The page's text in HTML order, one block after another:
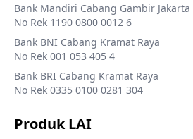
Bank Mandiri Cabang Gambir Jakarta
No Rek 1190 0800 0012 6
Bank BNI Cabang Kramat Raya
No Rek 001 053 405 4
Bank BRI Cabang Kramat Raya
No Rek 0335 0100 0281 304
Produk LAI